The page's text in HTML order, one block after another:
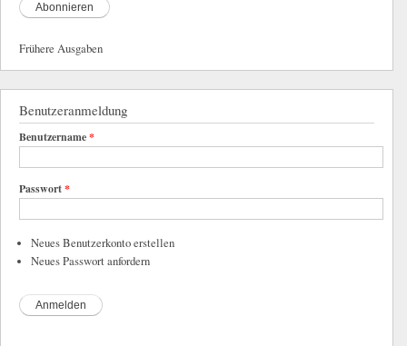
Frühere Ausgaben
Benutzeranmeldung
Benutzername*
Passwort*
Neues Benutzerkonto erstellen
Neues Passwort anfordern